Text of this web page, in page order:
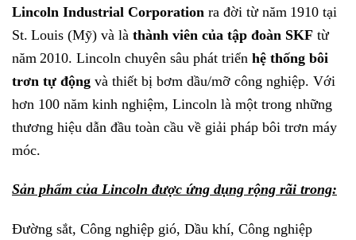
Lincoln Industrial Corporation ra đời từ năm 1910 tại
St. Louis (Mỹ) và là thành viên của tập đoàn SKF từ
năm 2010. Lincoln chuyên sâu phát triển hệ thống bôi
trơn tự động và thiết bị bơm dầu/mỡ công nghiệp. Với
hơn 100 năm kinh nghiệm, Lincoln là một trong những
thương hiệu dẫn đầu toàn cầu về giải pháp bôi trơn máy
móc.
Sản phẩm của Lincoln được ứng dụng rộng rãi trong:
Đường sắt, Công nghiệp gió, Dầu khí, Công nghiệp